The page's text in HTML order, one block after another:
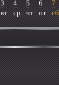
вт
3
ср
4
чт
5
пт
6
сб
7